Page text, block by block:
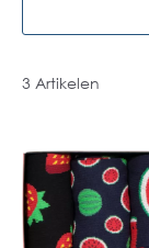
3 Artikelen